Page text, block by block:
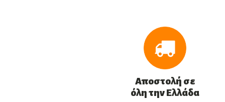
Αποστολή σε
όλη την Ελλάδα